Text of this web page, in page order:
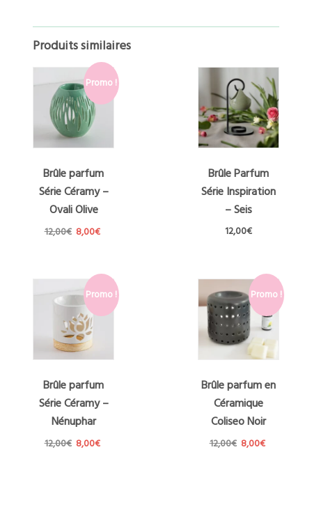
Produits similaires
Promo !
Brûle parfum
Série Céramy –
Ovali Olive
12,00€ Le
était :
12,00€.
8,00€
est :
8,00€.
Brûle Parfum
Série Inspiration
– Seis
12,00€
Promo !
Brûle parfum
Série Céramy –
Nénuphar
12,00€ Le
8,00€
Promo !
Brûle parfum en
Céramique
Coliseo Noir
12,00€ Le
8,00€